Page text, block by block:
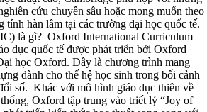
cứu chuyên sâu hoặc mong muốn theo
tính hàn lâm tại các trường đại học quốc tế.
là gì? Oxford International Curriculum
dục quốc tế được phát triển bởi Oxford
học Oxford. Đây là chương trình mang
dành cho thế hệ học sinh trong bối cảnh
số. Khác với mô hình giáo dục thiên về
Oxford tập trung vào triết lý “Joy of